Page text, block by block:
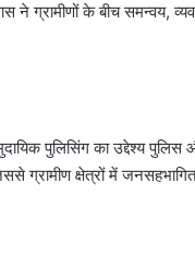
ने ग्रामीणों के बीच समन्वय,
पुलिसिंग का उद्देश्य
ग्रामीण क्षेत्रों में